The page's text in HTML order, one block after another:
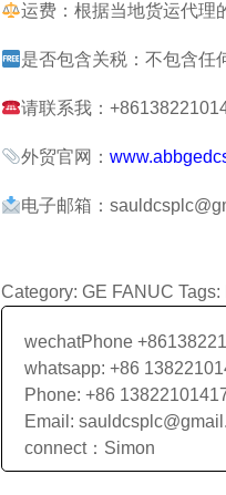
运费：根据当地货运代理
是否包含关税：不包含任
请联系我：
外贸官网：
电子邮箱：
Category: GE FANUC Tags:
wechatPhone
whatsapp: +86
Phone: +86
Email:
connect：Simon